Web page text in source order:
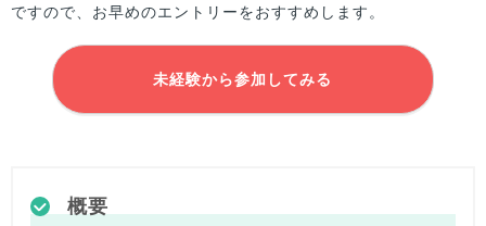
ですので、お早めのエントリーをおすすめします。
未経験から参加してみる
概要